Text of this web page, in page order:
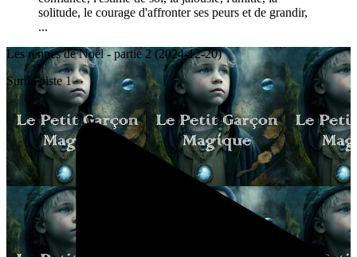
solitude, le courage d'affronter ses peurs et de grandir,
...
Les rennes de Noël - partie 2 (2024-12-20)
Sur la piste 1